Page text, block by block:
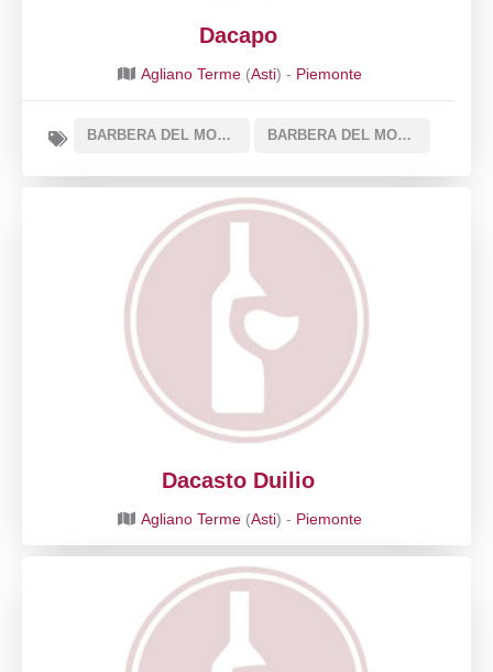
Dacapo
Agliano Terme(Asti) - Piemonte
BARBERA DEL MONFERRATO DOC BARBERA DEL MONFERRATO SUPERIORE DOCG
Dacasto Duilio
Agliano Terme(Asti) - Piemonte